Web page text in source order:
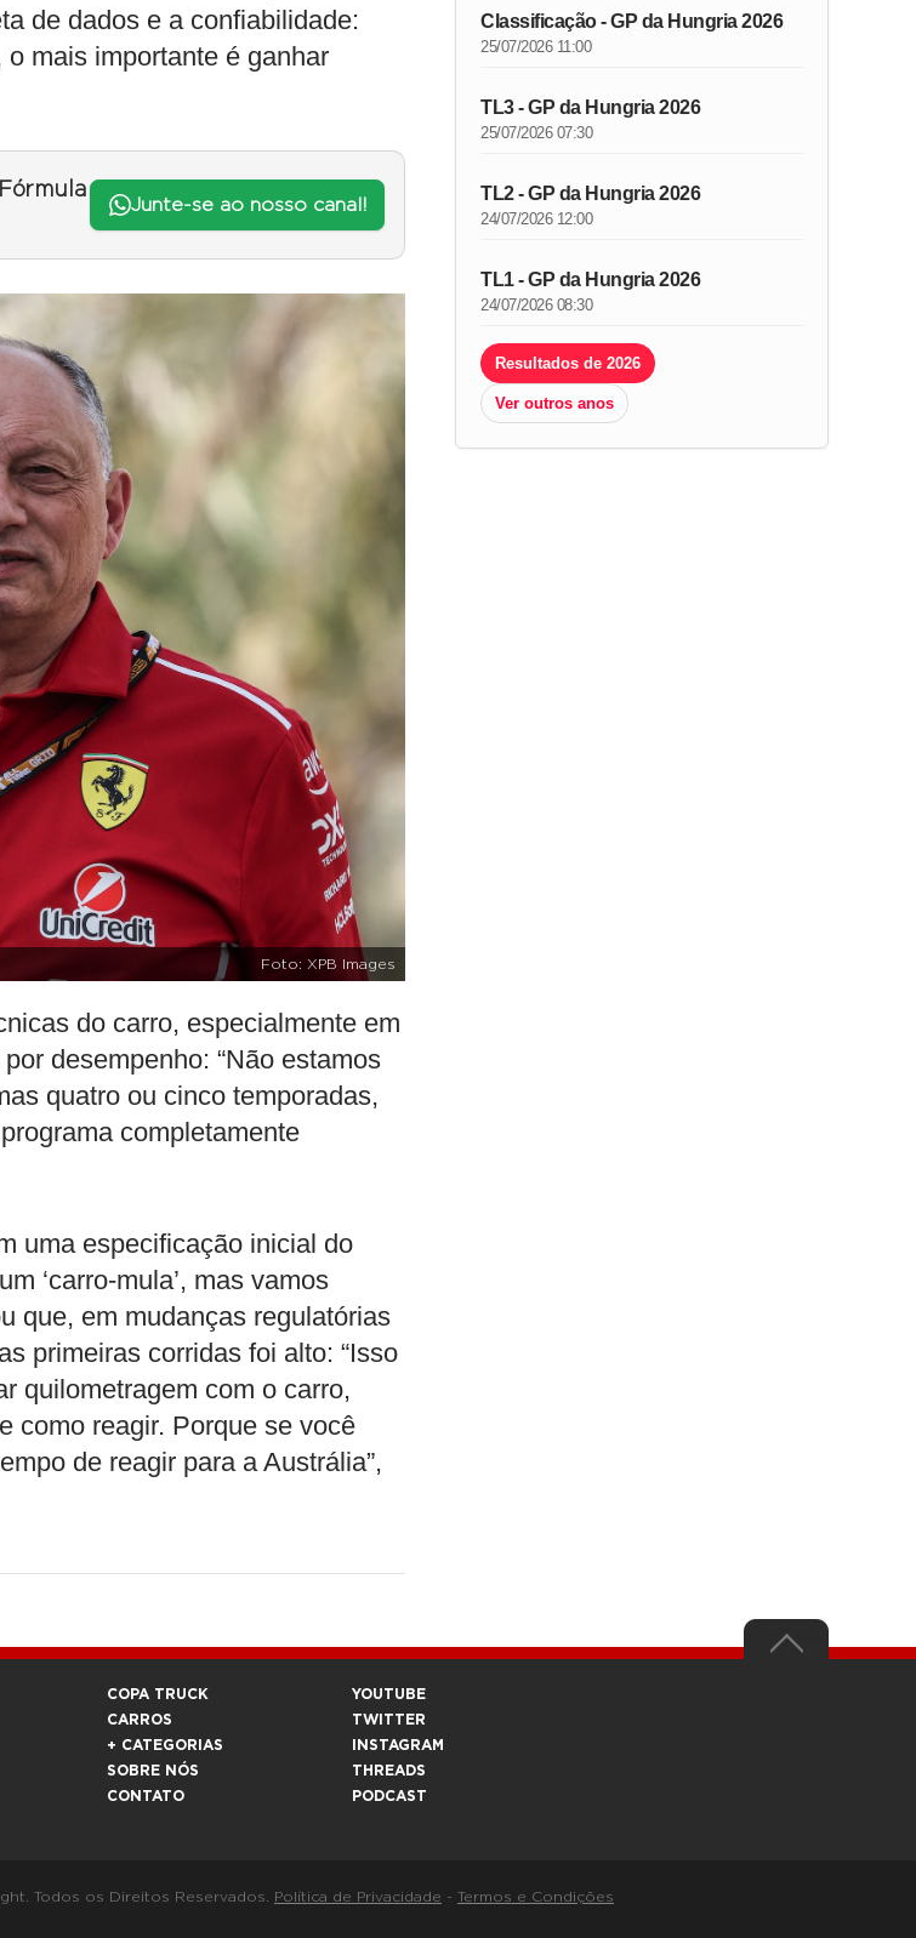
de dados e a confiabilidade:
mais importante é ganhar
Junte-se ao nosso canal!
Foto: XPB Images
do carro, especialmente em
desempenho: “Não estamos
quatro ou cinco temporadas,
completamente
uma especificação inicial do
‘carro-mula’, mas vamos
que, em mudanças regulatórias
primeiras corridas foi alto: “Isso
quilometragem com o carro,
como reagir. Porque se você
de reagir para a Austrália”,
Classificação - GP da Hungria 2026
25/07/2026 11:00
TL3 - GP da Hungria 2026
25/07/2026 07:30
TL2 - GP da Hungria 2026
24/07/2026 12:00
TL1 - GP da Hungria 2026
24/07/2026 08:30
Resultados de 2026
Ver outros anos
COPA TRUCK
CARROS
+ CATEGORIAS
SOBRE NÓS
CONTATO
YOUTUBE
TWITTER
INSTAGRAM
THREADS
PODCAST
Todos os Direitos Reservados. Política de Privacidade - Termos e Condições